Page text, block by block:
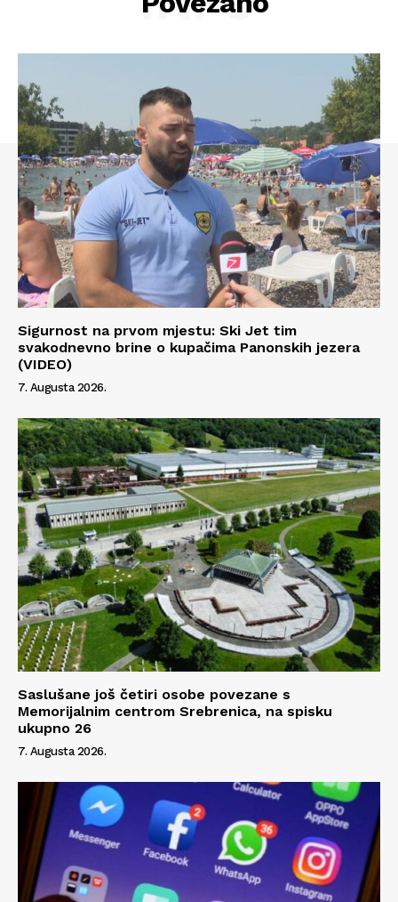
Impressum
Sigurnost na prvom mjestu: Ski Jet tim
svakodnevno brine o kupačima Panonskih jezera
(VIDEO)
7. Augusta 2026.
Saslušane još četiri osobe povezane s
Memorijalnim centrom Srebrenica, na spisku
ukupno 26
7. Augusta 2026.